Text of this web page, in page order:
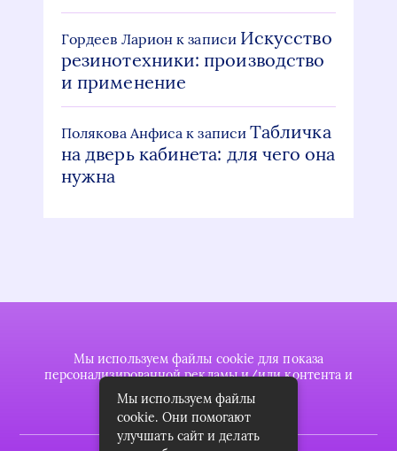
Гордеев Ларион к записи Искусство
резинотехники: производство
и применение
Полякова Анфиса к записиТабличка
на дверь кабинета: для чего она
нужна
Мы используем файлы cookie для показа
персонализированной рекламы и/или контента и
анализа нашего трафика.
Мы используем файлы
cookie. Они помогают
улучшать сайт и делать